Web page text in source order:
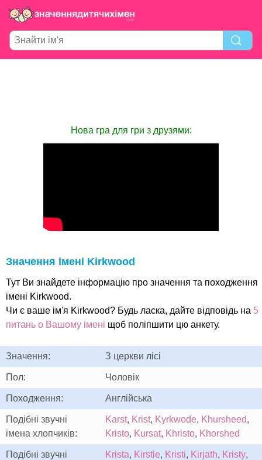
Нова гра для гри з друзями:
Значення імені Kirkwood
Тут Ви знайдете інформацію про значення та походження
імені Kirkwood.
Чи є ваше ім'я Kirkwood? Будь ласка, дайте відповідь на 5
питань о Вашому імені щоб поліпшити цю анкету.
Значення: З церкви лісі
Пол: Чоловік
Походження: Англійська
Подібні звучні
імена хлопчиків:
Karst, Krist, Kyrkwode, Khursheed,
Kristo, Kursat, Khristo, Khorshed
Подібні звучні
Krista, Kirstie, Kristi, Kirjath, Kristy,